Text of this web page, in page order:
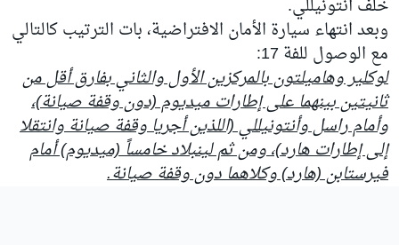
خلف أنتونيللي.
وبعد انتهاء سيارة الأمان الافتراضية، بات الترتيب كالتالي
مع الوصول للفة 17:
لوكلير وهاميلتون بالمركزين الأول والثاني بفارق أقل من
ثانيتين بينهما على إطارات ميديوم (دون وقفة صيانة)،
وأمام راسل وأنتونيللي (اللذين أجريا وقفة صيانة وانتقلا
إلى إطارات هارد)، ومن ثم لينبلاد خامساً (ميديوم) أمام
فيرستابن (هارد) وكلاهما دون وقفة صيانة.